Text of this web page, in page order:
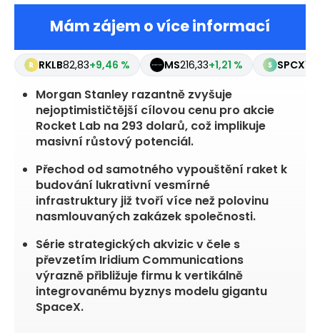
Mám zájem o více informací
RKLB82,83+9,46 % MS216,33+1,21 % SPCX
Morgan Stanley razantně zvyšuje
nejoptimističtější cílovou cenu pro akcie
Rocket Lab na 293 dolarů, což implikuje
masivní růstový potenciál.
Přechod od samotného vypouštění raket k
budování lukrativní vesmírné
infrastruktury již tvoří více než polovinu
nasmlouvaných zakázek společnosti.
Série strategických akvizic v čele s
převzetím Iridium Communications
výrazně přibližuje firmu k vertikálně
integrovanému byznys modelu gigantu
SpaceX.